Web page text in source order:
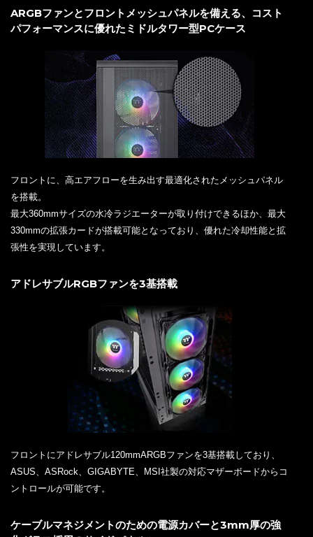
ARGBファンとフロントメッシュパネルを備える、コスト
パフォーマンスに優れたミドルタワー型PCケース
フロントに、高エアフローを生み出す最適化されたメッシュパネル
を搭載。
最大360mmサイズの水冷ラジエーターが取り付けできるほか、最大
330mmの拡張カードが搭載可能となっており、優れた冷却性能と拡
張性を実現しています。
アドレサブルRGBファンを3基搭載
フロントにアドレサブル120mmARGBファンを3基搭載しており、
ASUS、ASRock、GIGABYTE、MSI社製の対応マザーボードからコ
ントロールが可能です。
ケーブルマネジメントのための電源カバーと3mm厚の強